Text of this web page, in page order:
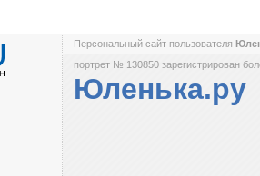
Персональный сайт пользователя
портрет № 130850 зарегистрирован
Юленька.ру